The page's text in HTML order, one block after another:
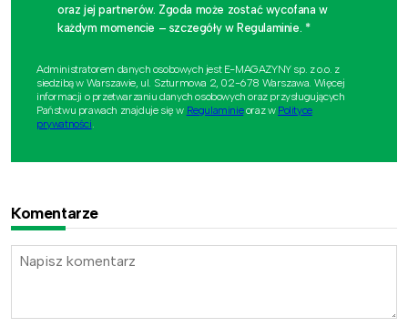
oraz jej partnerów. Zgoda może zostać wycofana w
każdym momencie – szczegóły w Regulaminie. *
Administratorem danych osobowych jest E-MAGAZYNY sp. z o.o. z
siedzibą w Warszawie, ul. Szturmowa 2, 02-678 Warszawa. Więcej
informacji o przetwarzaniu danych osobowych oraz przysługujących
Państwu prawach znajduje się w Regulaminieoraz w Polityce
prywatności.
Komentarze